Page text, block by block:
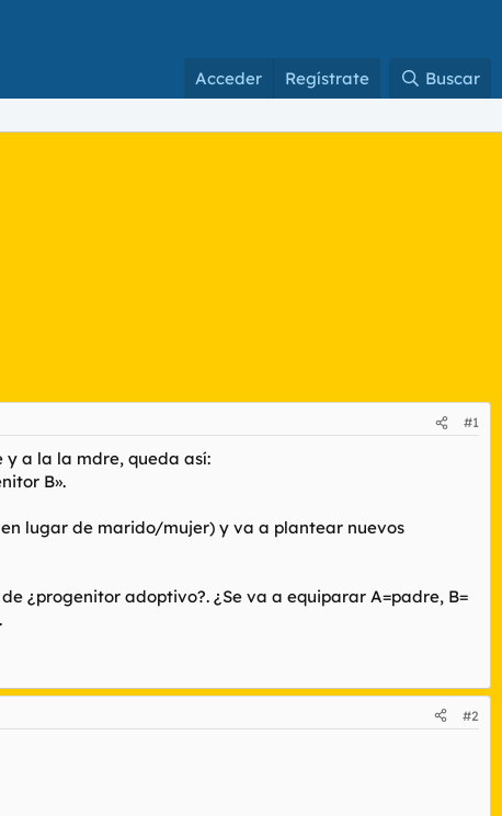
Acceder Regístrate Buscar
#1
y a la la mdre, queda así:
B».
lugar de marido/mujer) y va a plantear nuevos
¿progenitor adoptivo?. ¿Se va a equiparar A=padre, B=
#2